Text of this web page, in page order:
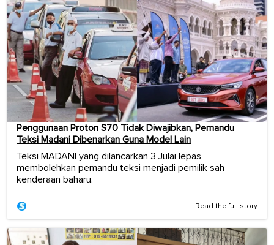
Penggunaan Proton S70 Tidak Diwajibkan, Pemandu
Teksi Madani Dibenarkan Guna Model Lain
Teksi MADANI yang dilancarkan 3 Julai lepas
membolehkan pemandu teksi menjadi pemilik sah
kenderaan baharu.
Read the full story